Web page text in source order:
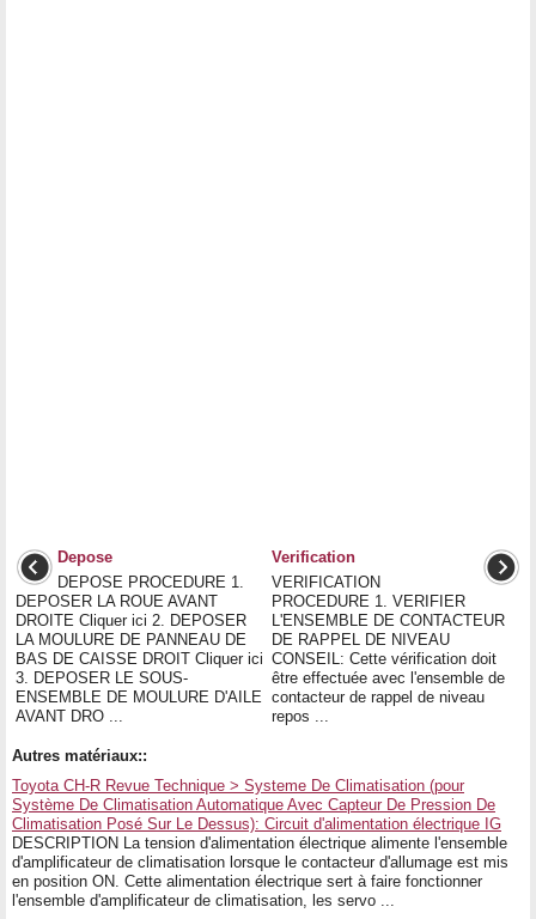
Depose
DEPOSE PROCEDURE 1.
DEPOSER LA ROUE AVANT
DROITE Cliquer ici 2. DEPOSER
LA MOULURE DE PANNEAU DE
BAS DE CAISSE DROIT Cliquer ici
3. DEPOSER LE SOUS-
ENSEMBLE DE MOULURE D'AILE
AVANT DRO ...
Verification
VERIFICATION
PROCEDURE 1. VERIFIER
L'ENSEMBLE DE CONTACTEUR
DE RAPPEL DE NIVEAU
CONSEIL: Cette vérification doit
être effectuée avec l'ensemble de
contacteur de rappel de niveau
repos ...
Autres matériaux::
Toyota CH-R Revue Technique > Systeme De Climatisation (pour
Système De Climatisation Automatique Avec Capteur De Pression De
Climatisation Posé Sur Le Dessus): Circuit d'alimentation électrique IG
DESCRIPTION La tension d'alimentation électrique alimente l'ensemble
d'amplificateur de climatisation lorsque le contacteur d'allumage est mis
en position ON. Cette alimentation électrique sert à faire fonctionner
l'ensemble d'amplificateur de climatisation, les servo ...